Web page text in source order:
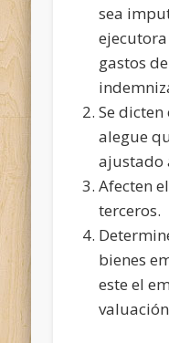
sea
gastos
Se dicten
alegue
ajustado
Afecten
terceros.
bienes
este el